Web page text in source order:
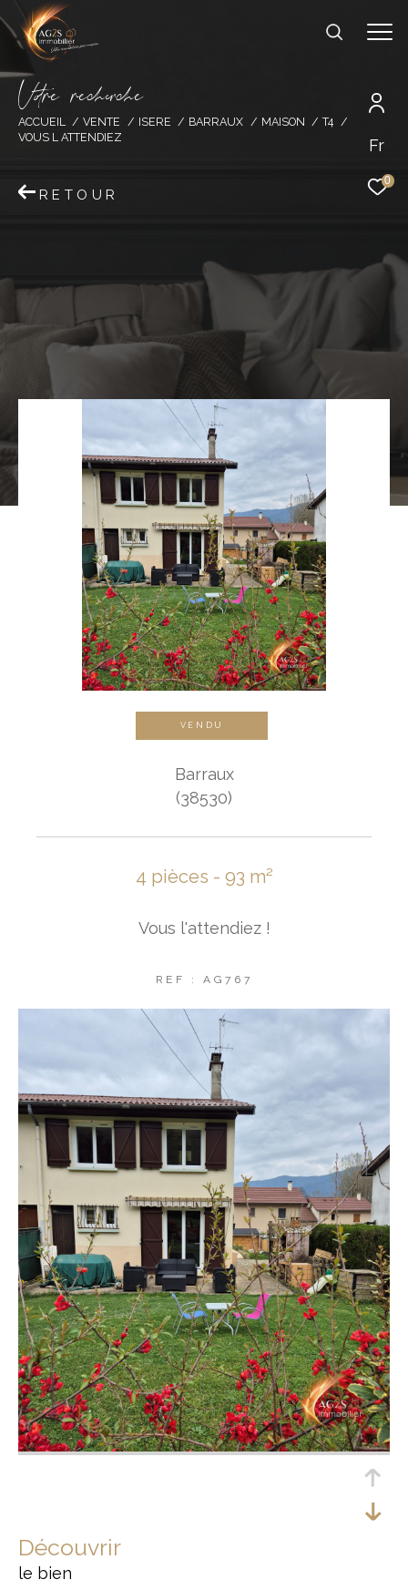
Fr
0
Vore recece
ACCUEIL VENTE ISERE BARRAUX MAISON
T4
VOUS L ATTENDIEZ
RETOUR
VENDU
Barraux
(38530)
4 pièces - 93 m²
Vous l'attendiez !
REF : AG767
découvrir
le bien